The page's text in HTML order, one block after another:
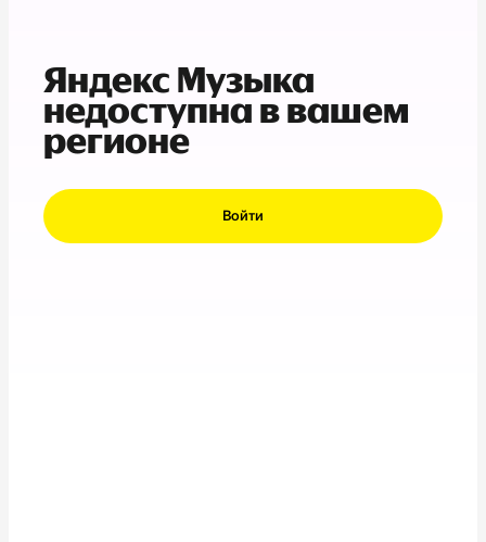
Яндекс Музыка
недоступна в вашем
регионе
Войти